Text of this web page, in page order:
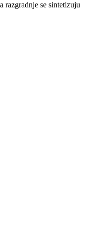
razgradnje se sintetizuju